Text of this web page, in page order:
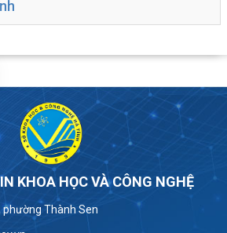
KHOA HỌC VÀ CÔNG NGHỆ
phường Thành Sen